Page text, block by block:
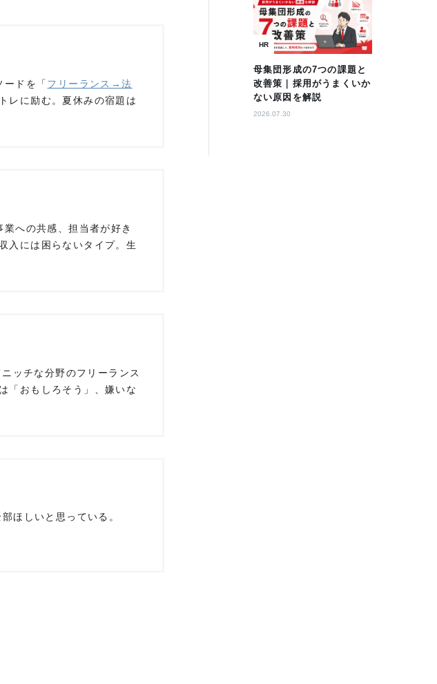
ードを「 フリーランス→法
レに励む。夏休みの宿題は
への共感、担当者が好き
入には困らないタイプ。生
ッチな分野のフリーランス
「おもしろそう」、嫌いな
ほしいと思っている。
HR
母集団形成の7つの課題と
改善策｜採用がうまくいか
ない原因を解説
2026.07.30